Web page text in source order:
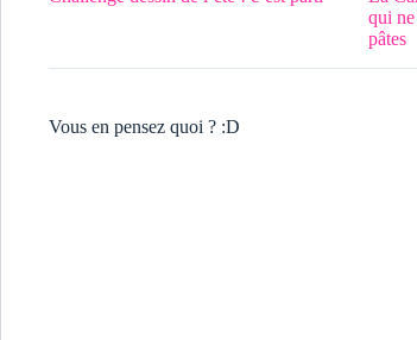
qui
pâtes
Vous en pensez quoi ? :D